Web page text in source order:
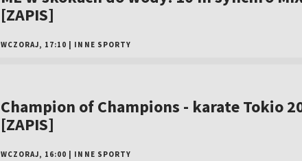
[ZAPIS]
WCZORAJ, 17:10 INNE SPORTY
Champion of Champions - karate Tokio
[ZAPIS]
WCZORAJ, 16:00 INNE SPORTY